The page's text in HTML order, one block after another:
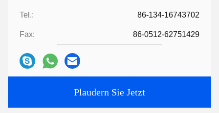
Tel.: 86-134-16743702
Fax: 86-0512-62751429
Plaudern Sie Jetzt